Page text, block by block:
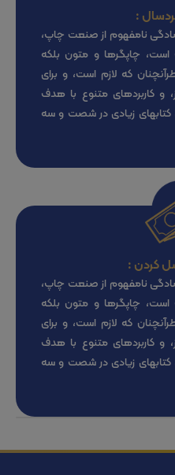
:
نامفهوم از صنعت چاپ،
است، چاپگرها و متون بلکه
که لازم است، و برای
و کاربردهای متنوع با هدف
کتابهای زیادی در شصت و سه
کردن :
نامفهوم از صنعت چاپ،
است، چاپگرها و متون بلکه
که لازم است، و برای
و کاربردهای متنوع با هدف
کتابهای زیادی در شصت و سه